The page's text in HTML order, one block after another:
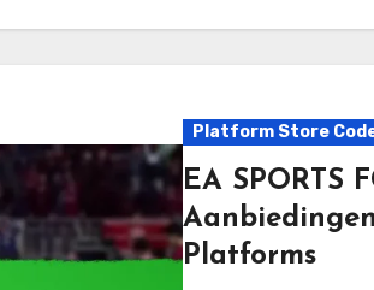
Platform Store
EA SPORTS
Platforms